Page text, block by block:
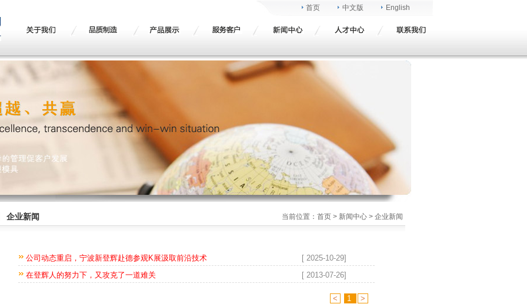
首页 中文版 English
企业新闻 当前位置： 首页 > 新闻中心 > 企业新闻
公司动态重启，宁波新登辉赴德参观K展汲取前沿技术
[ 2025-10-29]
在登辉人的努力下，又攻克了一道难关
[ 2013-07-26]
< 1 >